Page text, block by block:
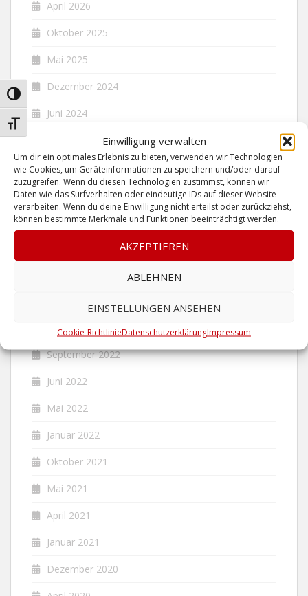
Einwilligung verwalten
Um dir ein optimales Erlebnis zu bieten, verwenden wir Technologien
wie Cookies, um Geräteinformationen zu speichern und/oder darauf
zuzugreifen. Wenn du diesen Technologien zustimmst, können wir
Daten wie das Surfverhalten oder eindeutige IDs auf dieser Website
verarbeiten. Wenn du deine Einwilligung nicht erteilst oder zurückziehst,
können bestimmte Merkmale und Funktionen beeinträchtigt werden.
AKZEPTIEREN
ABLEHNEN
EINSTELLUNGEN ANSEHEN
Cookie-RichtlinieDatenschutzerklärungImpressum
UMSCHALTEN AUF HOHE KONTRASTE
SCHRIFT VERGRÖSSERN
April 2026
Oktober 2025
Mai 2025
Dezember 2024
Juni 2024
Dezember 2023
November 2023
Juni 2023
Mai 2023
Oktober 2022
September 2022
Juni 2022
Mai 2022
Januar 2022
Oktober 2021
Mai 2021
April 2021
Januar 2021
Dezember 2020